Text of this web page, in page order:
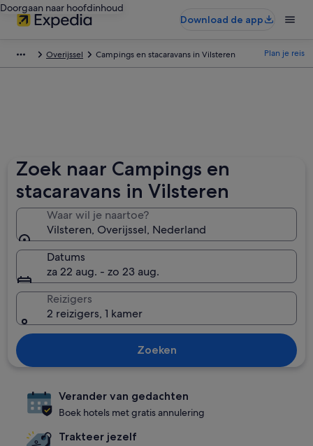
Doorgaan naar hoofdinhoud
Download de app
Overijssel Campings en stacaravans in Vilsteren Plan je reis
Zoek naar Campings en
stacaravans in Vilsteren
Waar wil je naartoe?
Vilsteren, Overijssel, Nederland
Datums
za 22 aug. - zo 23 aug.
Reizigers
2 reizigers, 1 kamer
Zoeken
Verander van gedachten
Boek hotels met gratis annulering
Trakteer jezelf